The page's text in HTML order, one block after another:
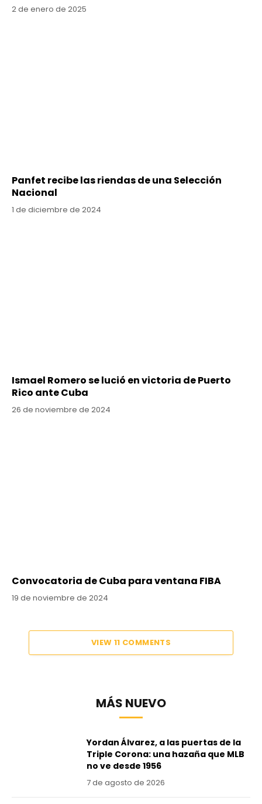
2 de enero de 2025
Panfet recibe las riendas de una Selección
Nacional
1 de diciembre de 2024
Ismael Romero se lució en victoria de Puerto
Rico ante Cuba
26 de noviembre de 2024
Convocatoria de Cuba para ventana FIBA
19 de noviembre de 2024
VIEW 11 COMMENTS
MÁS NUEVO
Yordan Álvarez, a las puertas de la
Triple Corona: una hazaña que MLB
no ve desde 1956
7 de agosto de 2026